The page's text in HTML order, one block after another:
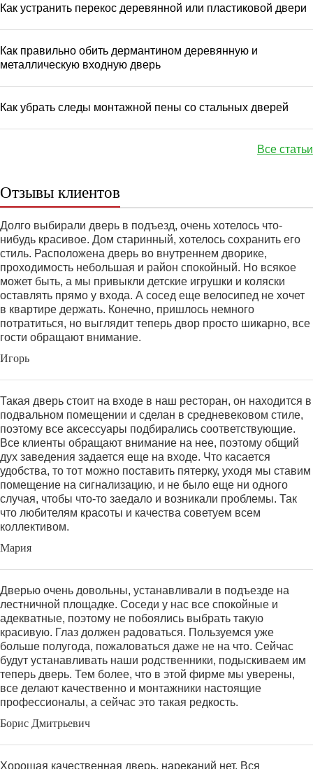
Как устранить перекос деревянной или пластиковой двери
Как правильно обить дермантином деревянную и
металлическую входную дверь
Как убрать следы монтажной пены со стальных дверей
Все статьи
Отзывы клиентов
Долго выбирали дверь в подъезд, очень хотелось что-
нибудь красивое. Дом старинный, хотелось сохранить его
стиль. Расположена дверь во внутреннем дворике,
проходимость небольшая и район спокойный. Но всякое
может быть, а мы привыкли детские игрушки и коляски
оставлять прямо у входа. А сосед еще велосипед не хочет
в квартире держать. Конечно, пришлось немного
потратиться, но выглядит теперь двор просто шикарно, все
гости обращают внимание.
Игорь
Такая дверь стоит на входе в наш ресторан, он находится в
подвальном помещении и сделан в средневековом стиле,
поэтому все аксессуары подбирались соответствующие.
Все клиенты обращают внимание на нее, поэтому общий
дух заведения задается еще на входе. Что касается
удобства, то тот можно поставить пятерку, уходя мы ставим
помещение на сигнализацию, и не было еще ни одного
случая, чтобы что-то заедало и возникали проблемы. Так
что любителям красоты и качества советуем всем
коллективом.
Мария
Дверью очень довольны, устанавливали в подъезде на
лестничной площадке. Соседи у нас все спокойные и
адекватные, поэтому не побоялись выбрать такую
красивую. Глаз должен радоваться. Пользуемся уже
больше полугода, пожаловаться даже не на что. Сейчас
будут устанавливать наши родственники, подыскиваем им
теперь дверь. Тем более, что в этой фирме мы уверены,
все делают качественно и монтажники настоящие
профессионалы, а сейчас это такая редкость.
Борис Дмитрьевич
Хорошая качественная дверь, нареканий нет. Вся